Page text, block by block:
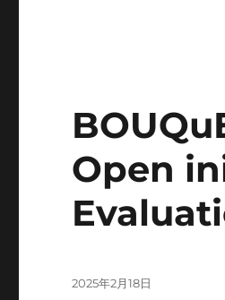
Open
投
2025年2月18日